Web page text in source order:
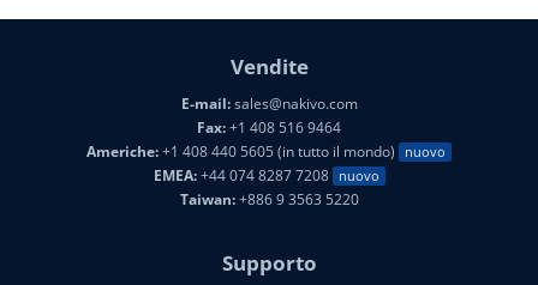
Vendite
E-mail:sales@nakivo.com
Fax:+1 408 516 9464
Americhe:+1 408 440 5605 (in tutto il mondo) nuovo
EMEA:+44 074 8287 7208 nuovo
Taiwan:+886 9 3563 5220
Supporto